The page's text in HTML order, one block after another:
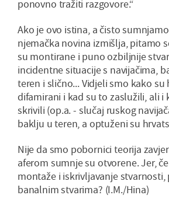
ponovno tražiti razgovore.“
Ako je ovo istina, a čisto
njemačka novina izmišlja, pitamo
su montirane i puno ozbiljnije
incidentne situacije s navijačima,
teren i slično... Vidjeli smo kako su
difamirani i kad su to zaslužili, ali i
skrivili (op.a. - slučaj ruskog
baklju u teren, a optuženi su
Nije da smo pobornici teorija
aferom sumnje su otvorene. Jer,
montaže i iskrivljavanje stvarnosti,
banalnim stvarima? (I.M./Hina)